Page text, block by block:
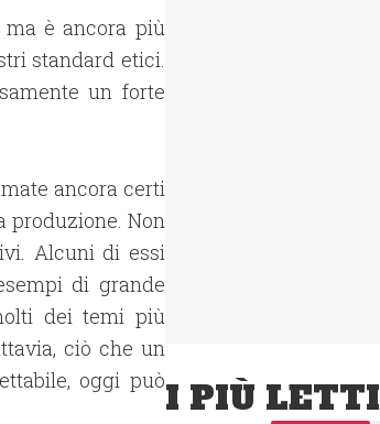
è ancora più
standard etici.
un forte
ancora certi
produzione. Non
Alcuni di essi
di grande
dei temi più
ciò che un
oggi puòI PIÙ LETTI